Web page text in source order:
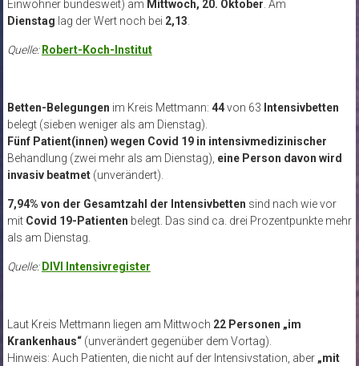
Einwohner bundesweit) am Mittwoch, 20. Oktober. Am
Dienstag lag der Wert noch bei 2,13.
Quelle: Robert-Koch-Institut
Betten-Belegungen im Kreis Mettmann: 44von 63 Intensivbetten
belegt (sieben weniger als am Dienstag).
Fünf Patient(innen) wegen Covid 19 in intensivmedizinischer
Behandlung (zwei mehr als am Dienstag), eine Person davon wird
invasiv beatmet (unverändert).
7,94% von der Gesamtzahl der Intensivbetten sind nach wie vor
mitCovid 19-Patienten belegt. Das sind ca. drei Prozentpunkte mehr
als am Dienstag.
Quelle: DIVI Intensivregister
Laut Kreis Mettmann liegen am Mittwoch 22 Personen „im
Krankenhaus“ (unverändert gegenüber dem Vortag).
Hinweis: Auch Patienten, die nicht auf der Intensivstation, aber „mit